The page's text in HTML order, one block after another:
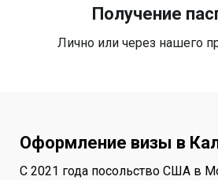
Получение
Лично или через нашего
Оформление визы в
С 2021 года посольство США в